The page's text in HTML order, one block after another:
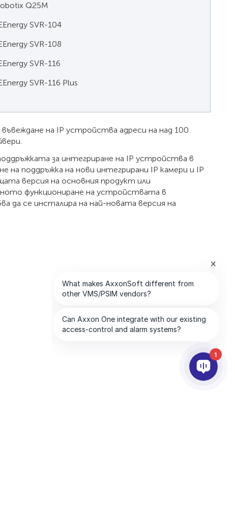
Q25M
SVR-104
SVR-108
SVR-116
SVR-116 Plus
на IP устройства адреси на над 100
за интегриране на IP устройства в
на поддръжка на нови интегрирани IP камери и IP
версия на основния продукт или
функциониране на устройствата в
да се инсталира на най-новата версия на
1